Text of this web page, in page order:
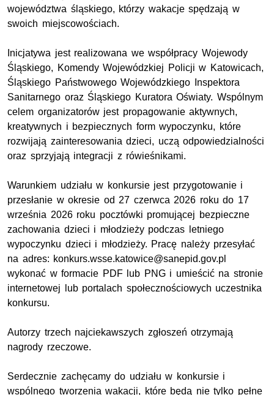
województwa śląskiego, którzy wakacje spędzają w
swoich miejscowościach.
Inicjatywa jest realizowana we współpracy Wojewody
Śląskiego, Komendy Wojewódzkiej Policji w Katowicach,
Śląskiego Państwowego Wojewódzkiego Inspektora
Sanitarnego oraz Śląskiego Kuratora Oświaty. Wspólnym
celem organizatorów jest propagowanie aktywnych,
kreatywnych i bezpiecznych form wypoczynku, które
rozwijają zainteresowania dzieci, uczą odpowiedzialności
oraz sprzyjają integracji z rówieśnikami.
Warunkiem udziału w konkursie jest przygotowanie i
przesłanie w okresie od 27 czerwca 2026 roku do 17
września 2026 roku pocztówki promującej bezpieczne
zachowania dzieci i młodzieży podczas letniego
wypoczynku dzieci i młodzieży. Pracę należy przesyłać
na adres: konkurs.wsse.katowice@sanepid.gov.pl
wykonać w formacie PDF lub PNG i umieścić na stronie
internetowej lub portalach społecznościowych uczestnika
konkursu.
Autorzy trzech najciekawszych zgłoszeń otrzymają
nagrody rzeczowe.
Serdecznie zachęcamy do udziału w konkursie i
wspólnego tworzenia wakacji, które będą nie tylko pełne